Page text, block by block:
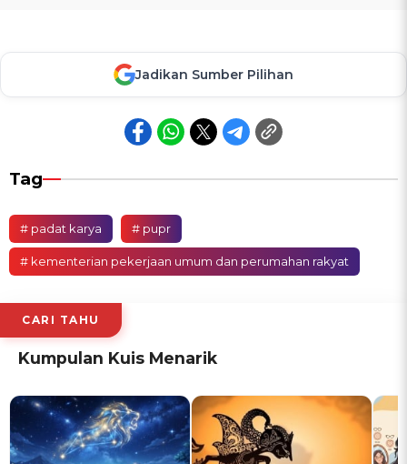
Jadikan Sumber Pilihan
Tag
# padat karya # pupr
# kementerian pekerjaan umum dan perumahan rakyat
CARI TAHU
Kumpulan Kuis Menarik